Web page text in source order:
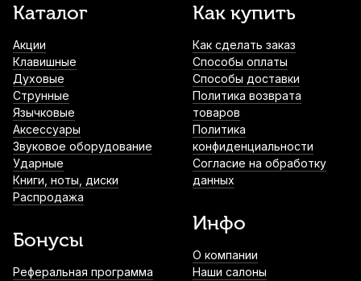
Каталог
Акции
Клавишные
Духовые
Струнные
Язычковые
Аксессуары
Звуковое оборудование
Ударные
Книги, ноты, диски
Распродажа
Бонусы
Реферальная программа
Как купить
Как сделать заказ
Способы оплаты
Способы доставки
Политика возврата
товаров
Политика
конфиденциальности
Согласие на обработку
данных
Инфо
О компании
Наши салоны